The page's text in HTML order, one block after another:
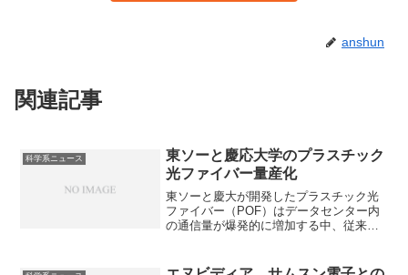
anshun
関連記事
科学系ニュース
東ソーと慶応大学のプラスチック
光ファイバー量産化
東ソーと慶大が開発したプラスチック光
ファイバー（POF）はデータセンター内
の通信量が爆発的に増加する中、従来の
を使うメリットや速度を速くできた理由